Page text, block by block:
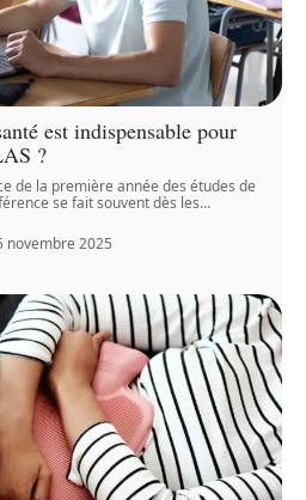
est indispensable pour
?
de la première année des études de
se fait souvent dès les…
novembre 2025